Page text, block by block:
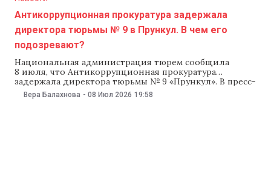
Антикоррупционная прокуратура задержала
директора тюрьмы № 9 в Прункул. В чем его
подозревают?
Национальная администрация тюрем сообщила
8 июля, что Антикоррупционная прокуратура
задержала директора тюрьмы № 9 «Прункул». В пресс-
службе прокуратуры NM уточнили, что чиновника
подозревают в коррупции и прокуроры будут
Вера Балахнова - 08 Июл 2026 19:58